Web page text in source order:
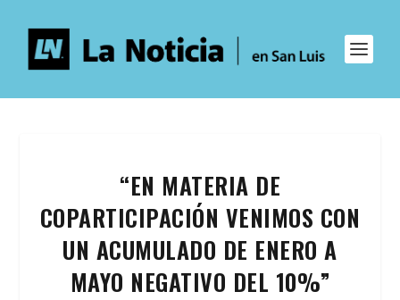
“EN MATERIA DE
COPARTICIPACIÓN VENIMOS CON
UN ACUMULADO DE ENERO A
MAYO NEGATIVO DEL 10%”